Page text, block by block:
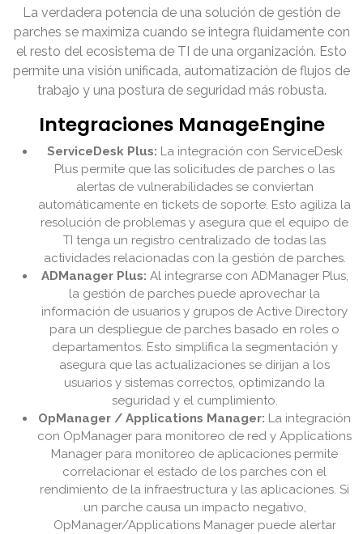
La verdadera potencia de una solución de gestión de
parches se maximiza cuando se integra fluidamente con
el resto del ecosistema de TI de una organización. Esto
permite una visión unificada, automatización de flujos de
trabajo y una postura de seguridad más robusta.
Integraciones ManageEngine
ServiceDesk Plus: La integración con ServiceDesk
Plus permite que las solicitudes de parches o las
alertas de vulnerabilidades se conviertan
automáticamente en tickets de soporte. Esto agiliza la
resolución de problemas y asegura que el equipo de
TI tenga un registro centralizado de todas las
actividades relacionadas con la gestión de parches.
ADManager Plus: Al integrarse con ADManager Plus,
la gestión de parches puede aprovechar la
información de usuarios y grupos de Active Directory
para un despliegue de parches basado en roles o
departamentos. Esto simplifica la segmentación y
asegura que las actualizaciones se dirijan a los
usuarios y sistemas correctos, optimizando la
seguridad y el cumplimiento.
OpManager / Applications Manager: La integración
con OpManager para monitoreo de red y Applications
Manager para monitoreo de aplicaciones permite
correlacionar el estado de los parches con el
rendimiento de la infraestructura y las aplicaciones. Si
un parche causa un impacto negativo,
OpManager/Applications Manager puede alertar